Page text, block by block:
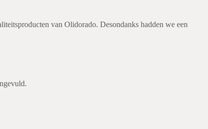
van Olidorado. Desondanks hadden we een